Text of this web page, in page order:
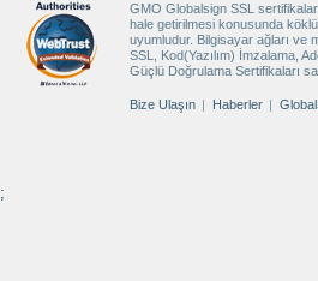
GMO Globalsign SSL
hale getirilmesi konusunda
uyumludur. Bilgisayar ağları ve
SSL, Kod(Yazılım) İmzalama,
Güçlü Doğrulama Sertifikaları
Bize Ulaşın Haberler
;